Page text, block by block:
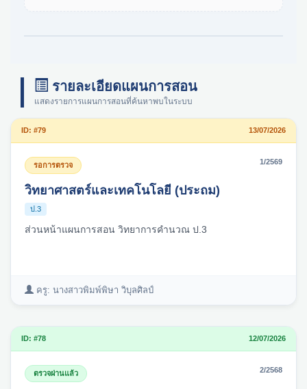
รายละเอียดแผนการสอน
แสดงรายการแผนการสอนที่ค้นหาพบในระบบ
ID: #79 13/07/2026
รอการตรวจ 1/2569
วิทยาศาสตร์และเทคโนโลยี (ประถม)
ป.3
ส่วนหน้าแผนการสอน วิทยาการคำนวณ ป.3
ครู: นางสาวพิมพ์พิษา วิบุลศิลป์
ID: #78 12/07/2026
ตรวจผ่านแล้ว 2/2568